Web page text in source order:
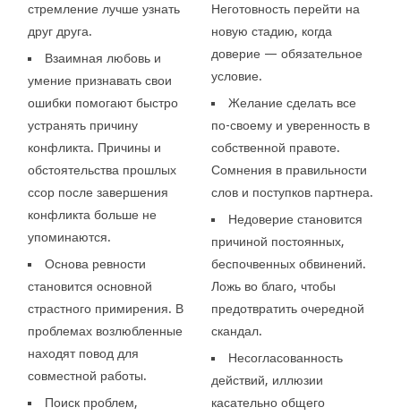
стремление лучше узнать
друг друга.
Взаимная любовь и
умение признавать свои
ошибки помогают быстро
устранять причину
конфликта. Причины и
обстоятельства прошлых
ссор после завершения
конфликта больше не
упоминаются.
Основа ревности
становится основной
страстного примирения. В
проблемах возлюбленные
находят повод для
совместной работы.
Поиск проблем,
Неготовность перейти на
новую стадию, когда
доверие — обязательное
условие.
Желание сделать все
по-своему и уверенность в
собственной правоте.
Сомнения в правильности
слов и поступков партнера.
Недоверие становится
причиной постоянных,
беспочвенных обвинений.
Ложь во благо, чтобы
предотвратить очередной
скандал.
Несогласованность
действий, иллюзии
касательно общего